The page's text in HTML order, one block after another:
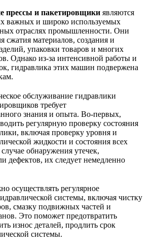
прессы и пакетировщики являются
важных и широко используемых
отраслях промышленности. Они
сжатия материалов, создания и
упаковки товаров и многих
Однако из-за интенсивной работы и
гидравлика этих машин подвержена
обслуживание гидравлики
требует
знания и опыта. Во-первых,
регулярную проверку состояния
включая проверку уровня и
жидкости и состояния всех
обнаружения утечек,
дефектов, их следует немедленно
осуществлять регулярное
системы, включая чистку
смазку подвижных частей и
Это поможет предотвратить
износ деталей, продлить срок
системы.